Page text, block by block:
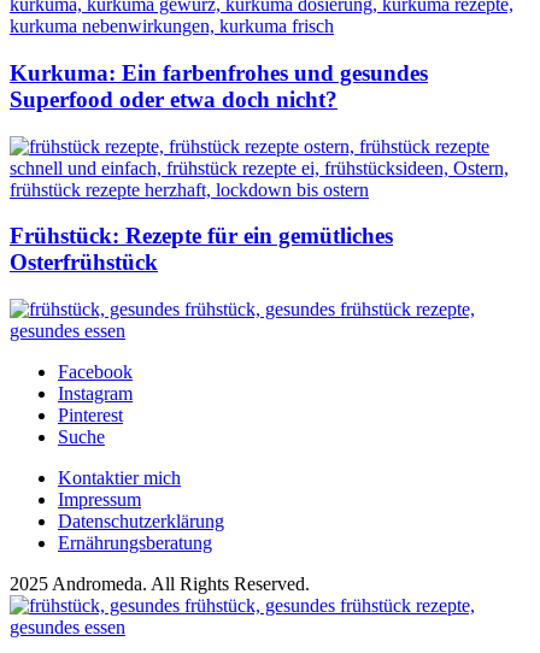
Kurkuma: Ein farbenfrohes und gesundes
Superfood oder etwa doch nicht?
Frühstück: Rezepte für ein gemütliches
Osterfrühstück
Facebook
Instagram
Pinterest
Suche
Kontaktier mich
Impressum
Datenschutzerklärung
Ernährungsberatung
2025 Andromeda. All Rights Reserved.